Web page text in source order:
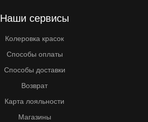
Наши сервисы
Колеровка красок
Способы оплаты
Способы доставки
Возврат
Карта лояльности
Магазины